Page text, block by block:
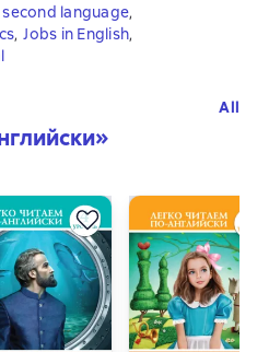
second language,
, Jobs in English,
»
All